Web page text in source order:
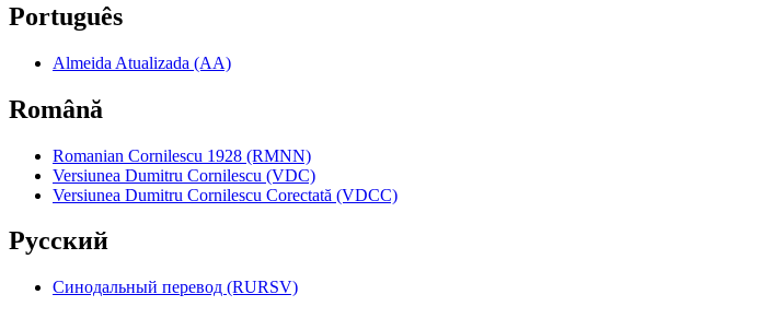
Português
Almeida Atualizada (AA)
Română
Romanian Cornilescu 1928 (RMNN)
Versiunea Dumitru Cornilescu (VDC)
Versiunea Dumitru Cornilescu Corectată (VDCC)
Pyccкий
Синодальный перевод (RURSV)